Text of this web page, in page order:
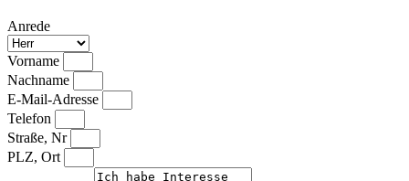
Anrede
Vorname
Nachname
E-Mail-Adresse
Telefon
Straße, Nr
PLZ, Ort